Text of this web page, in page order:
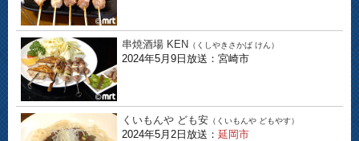
串焼酒場 KEN （くしやきさかば けん）
2024年5月9日放送：宮崎市
くいもんや ども安 （くいもんや どもやす）
2024年5月2日放送： 延岡市